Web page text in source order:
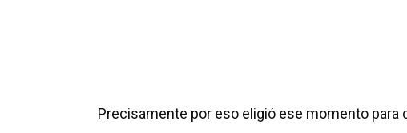
Precisamente por eso eligió ese momento para